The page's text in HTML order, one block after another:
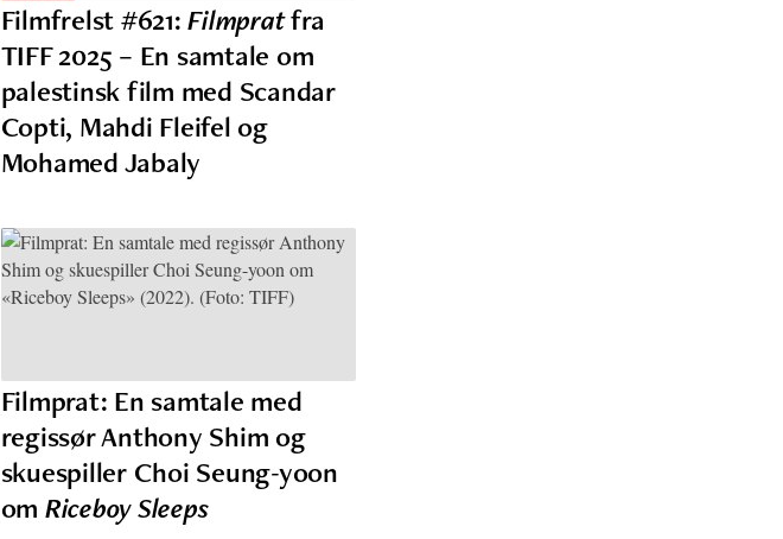
Filmfrelst #621:Filmpratfra
TIFF 2025 – En samtale om
palestinsk film med Scandar
Copti, Mahdi Fleifel og
Mohamed Jabaly
Filmprat: En samtale med
regissør Anthony Shim og
skuespiller Choi Seung-yoon
om Riceboy Sleeps